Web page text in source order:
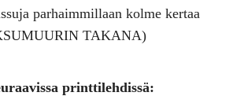
parhaimmillaan kolme kertaa
TAKANA)
printtilehdissä: